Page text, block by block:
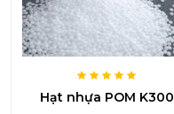
Hạt nhựa POM K300